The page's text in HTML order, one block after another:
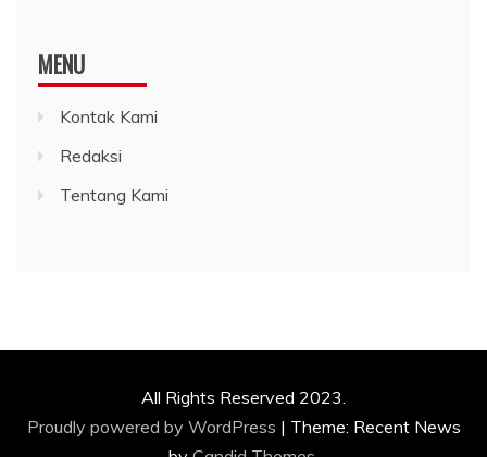
MENU
Kontak Kami
Redaksi
Tentang Kami
All Rights Reserved 2023.
Proudly powered by WordPress | Theme: Recent News